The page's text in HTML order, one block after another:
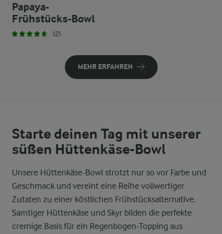
Papaya-
Frühstücks-Bowl
(2)
MEHR ERFAHREN
Starte deinen Tag mit unserer
süßen Hüttenkäse-Bowl
Unsere Hüttenkäse-Bowl strotzt nur so vor Farbe und
Geschmack und vereint eine Reihe vollwertiger
Zutaten zu einer köstlichen Frühstücksalternative.
Samtiger Hüttenkäse und Skyr bilden die perfekte
cremige Basis für ein Regenbogen-Topping aus